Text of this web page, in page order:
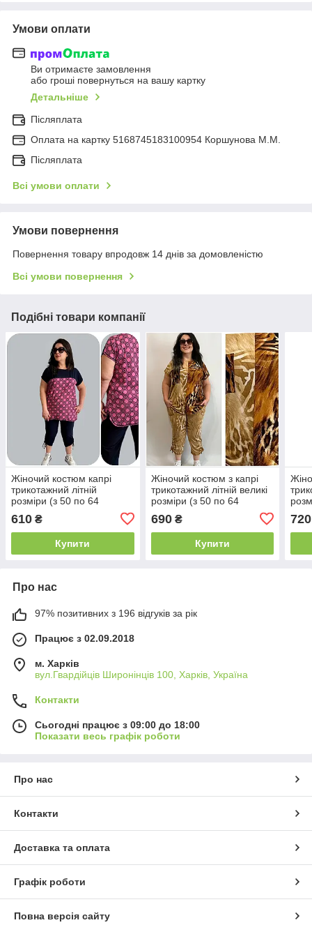
Умови оплати
Ви отримаєте замовлення
або гроші повернуться на вашу картку
Детальніше
Післяплата
Оплата на картку 5168745183100954 Коршунова М.М.
Післяплата
Всі умови оплати
Умови повернення
Повернення товару впродовж 14 днів за домовленістю
Всі умови повернення
Подібні товари компанії
Жіночий костюм капрі
трикотажний літній
розміри (з 50 по 64
610 ₴
Купити
Жіночий костюм з капрі
трикотажний літній великі
розміри (з 50 по 64
690₴
Купити
720
Про нас
97% позитивних з 196 відгуків за рік
Працює з 02.09.2018
м. Харків
вул.Гвардійців Широнінців 100, Харків, Україна
Контакти
Сьогодні працює з 09:00 до 18:00
Показати весь графік роботи
Про нас
Контакти
Доставка та оплата
Графік роботи
Повна версія сайту